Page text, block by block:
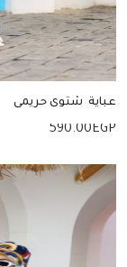
عباية شتوى حريمى
590.00EGP